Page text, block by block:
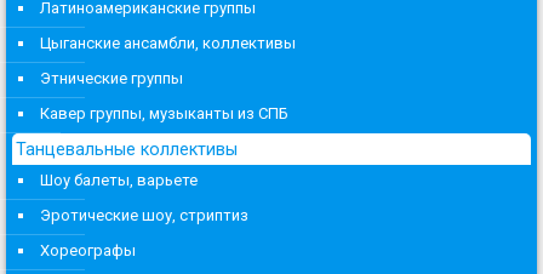
Латиноамериканские группы
Цыганские ансамбли, коллективы
Этнические группы
Кавер группы, музыканты из СПБ
Танцевальные коллективы
Шоу балеты, варьете
Эротические шоу, стриптиз
Хореографы